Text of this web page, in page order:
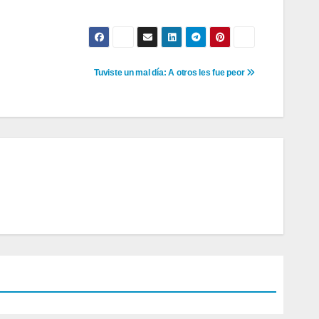
Tuviste un mal día: A otros les fue peor